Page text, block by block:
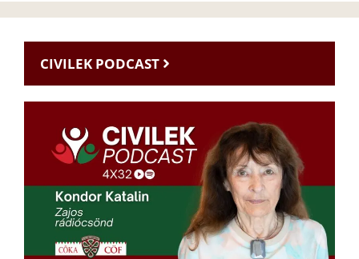
CIVILEK PODCAST